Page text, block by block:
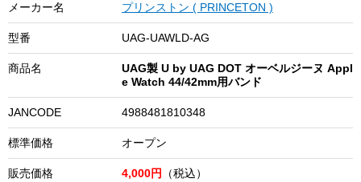
メーカー名 プリンストン ( PRINCETON )
型番 UAG-UAWLD-AG
商品名
UAG製 U by UAG DOT オーベルジーヌ Appl
e Watch 44/42mm用バンド
JANCODE 4988481810348
標準価格 オープン
販売価格 4,000円 （税込）